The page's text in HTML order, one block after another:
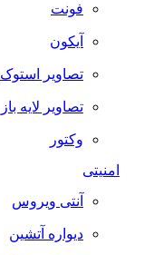
فونت
آیکون
تصاویر استوک
تصاویر لایه باز
وکتور
امنیتی
آنتی ویروس
دیواره آتشین